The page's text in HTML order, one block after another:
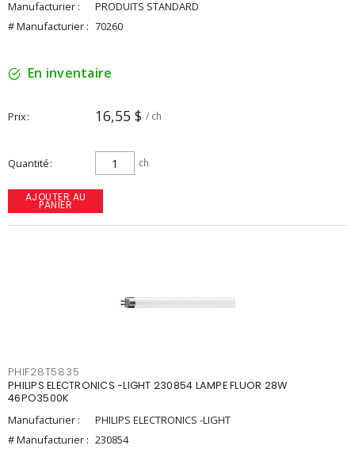
Manufacturier :
PRODUITS STANDARD
# Manufacturier : 70260
En inventaire
Prix 16,55 $ / ch
Quantité ch
AJOUTER AU
PANIER
PHIF28T5835
PHILIPS ELECTRONICS -LIGHT 230854 LAMPE FLUOR 28W
46PO3500K
Manufacturier :
PHILIPS ELECTRONICS -LIGHT
# Manufacturier : 230854